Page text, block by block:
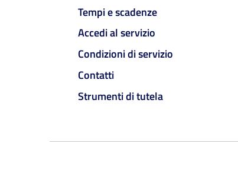
Tempi e scadenze
Accedi al servizio
Condizioni di servizio
Contatti
Strumenti di tutela